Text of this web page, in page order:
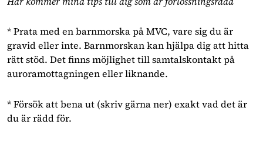
* Prata med en barnmorska på MVC, vare sig du är
gravid eller inte. Barnmorskan kan hjälpa dig att hitta
rätt stöd. Det finns möjlighet till samtalskontakt på
auroramottagningen eller liknande.
* Försök att bena ut (skriv gärna ner) exakt vad det är
du är rädd för.